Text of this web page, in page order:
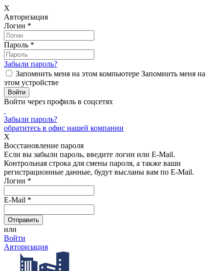
X
Авторизация
Логин *
Пароль *
Забыли пароль?
Запомнить меня на этом компьютере Запомнить меня на
этом устройстве
Войти через профиль в соцсетях
Забыли пароль?
обратитесь в офис нашей компании
X
Восстановление пароля
Если вы забыли пароль, введите логин или E-Mail.
Контрольная строка для смены пароля, а также ваши
регистрационные данные, будут высланы вам по E-Mail.
Логин *
E-Mail *
или
Войти
Авторизация